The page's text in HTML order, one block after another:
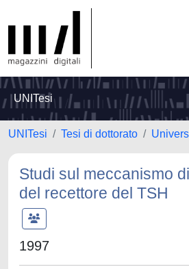
UNITesi
UNITesi Tesi di dottorato
Studi sul meccanismo
del recettore del TSH
1997